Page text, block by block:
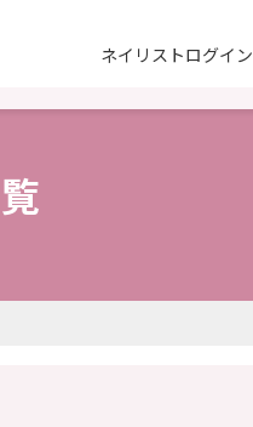
ネイリストログイン